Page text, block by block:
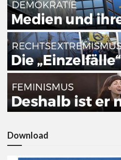
Download